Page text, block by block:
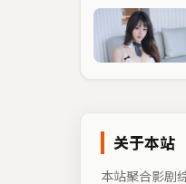
关于本站
本站聚合影剧